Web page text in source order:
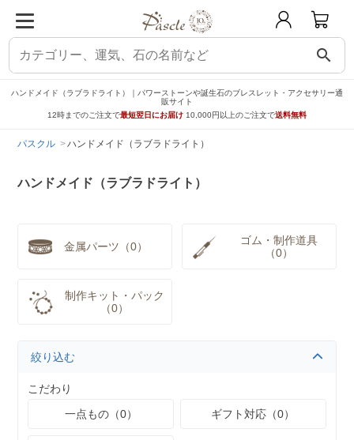
search
ハンドメイド（ラブラドライト）｜パワーストーンや誕生石のブレスレット・アクセサリー通
販サイト
12時までのご注文で最短翌日にお届け 10,000円以上のご注文で送料無料
パスクル ハンドメイド（ラブラドライト）
ハンドメイド（ラブラドライト）
金属パーツ（0）
ゴム・制作道具
（0）
制作キット・パック
（0）
絞り込む
こだわり
一点もの（0）
ギフト対応（0）